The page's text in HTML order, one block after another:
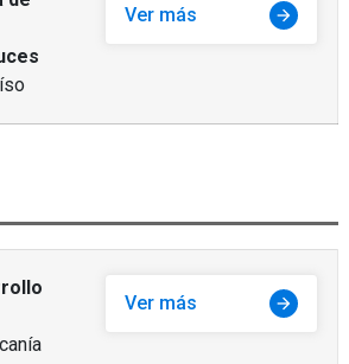
Ver más arrow_forward
Ver más arrow_forward